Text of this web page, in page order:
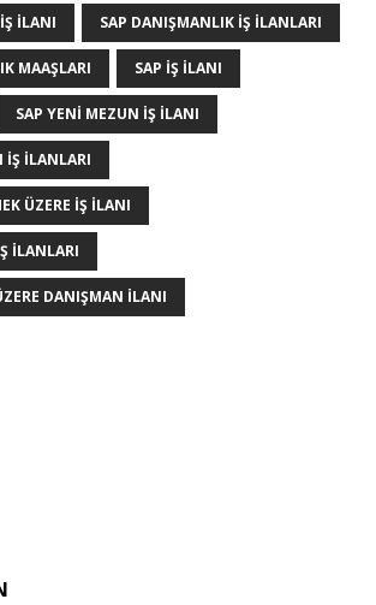
ILANI SAP DANIŞMANLIK IŞ ILANLARI
MAAŞLARI SAP IŞ ILANI
SAP YENI MEZUN IŞ ILANI
IŞ ILANLARI
ÜZERE IŞ ILANI
ILANLARI
DANIŞMAN ILANI